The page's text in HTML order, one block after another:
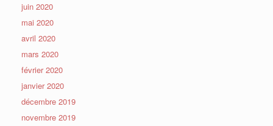
juin 2020
mai 2020
avril 2020
mars 2020
février 2020
janvier 2020
décembre 2019
novembre 2019